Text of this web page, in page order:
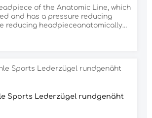
of the Anatomic Line, which
and has a pressure reducing
reducing headpieceanatomically
Sports Lederzügel rundgenäht